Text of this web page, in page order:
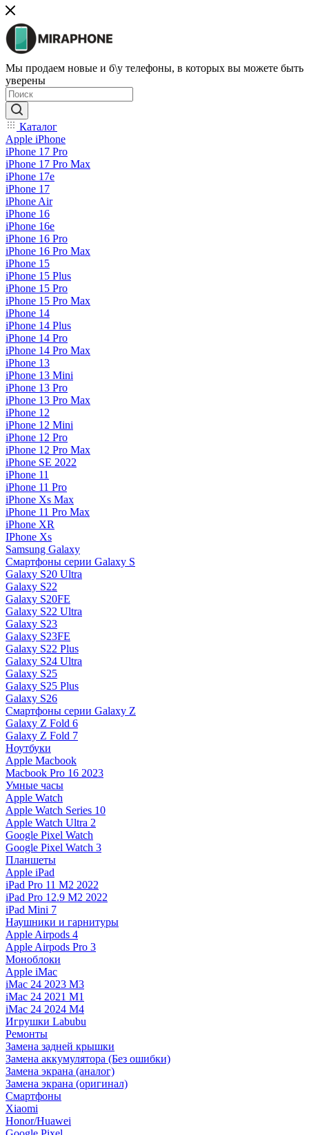
Мы продаем новые и б\у телефоны, в которых вы можете быть
уверены
Каталог
Apple iPhone
iPhone 17 Pro
iPhone 17 Pro Max
iPhone 17e
iPhone 17
iPhone Air
iPhone 16
iPhone 16e
iPhone 16 Pro
iPhone 16 Pro Max
iPhone 15
iPhone 15 Plus
iPhone 15 Pro
iPhone 15 Pro Max
iPhone 14
iPhone 14 Plus
iPhone 14 Pro
iPhone 14 Pro Max
iPhone 13
iPhone 13 Mini
iPhone 13 Pro
iPhone 13 Pro Max
iPhone 12
iPhone 12 Mini
iPhone 12 Pro
iPhone 12 Pro Max
iPhone SE 2022
iPhone 11
iPhone 11 Pro
iPhone Xs Max
iPhone 11 Pro Max
iPhone XR
IPhone Xs
Samsung Galaxy
Смартфоны серии Galaxy S
Galaxy S20 Ultra
Galaxy S22
Galaxy S20FE
Galaxy S22 Ultra
Galaxy S23
Galaxy S23FE
Galaxy S22 Plus
Galaxy S24 Ultra
Galaxy S25
Galaxy S25 Plus
Galaxy S26
Смартфоны серии Galaxy Z
Galaxy Z Fold 6
Galaxy Z Fold 7
Ноутбуки
Apple Macbook
Macbook Pro 16 2023
Умные часы
Apple Watch
Apple Watch Series 10
Apple Watch Ultra 2
Google Pixel Watch
Google Pixel Watch 3
Планшеты
Apple iPad
iPad Pro 11 M2 2022
iPad Pro 12.9 M2 2022
iPad Mini 7
Наушники и гарнитуры
Apple Airpods 4
Apple Airpods Pro 3
Моноблоки
Apple iMac
iMac 24 2023 M3
iMac 24 2021 M1
iMac 24 2024 M4
Игрушки Labubu
Ремонты
Замена задней крышки
Замена аккумулятора (Без ошибки)
Замена экрана (аналог)
Замена экрана (оригинал)
Смартфоны
Xiaomi
Honor/Huawei